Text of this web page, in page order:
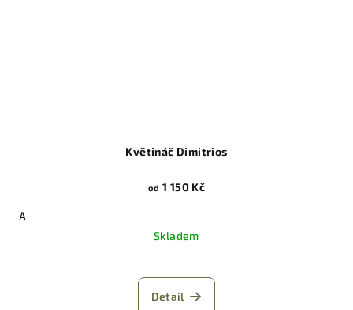
Květináč Dimitrios
od 1 150 Kč
A
Skladem
Detail